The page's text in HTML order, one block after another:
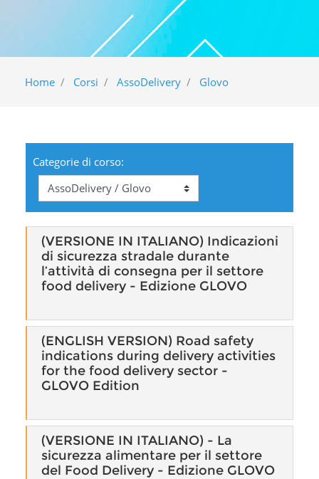
Home Corsi AssoDelivery Glovo
Categorie di corso:
(VERSIONE IN ITALIANO) Indicazioni
di sicurezza stradale durante
l’attività di consegna per il settore
food delivery - Edizione GLOVO
(ENGLISH VERSION) Road safety
indications during delivery activities
for the food delivery sector -
GLOVO Edition
(VERSIONE IN ITALIANO) - La
sicurezza alimentare per il settore
del Food Delivery - Edizione GLOVO